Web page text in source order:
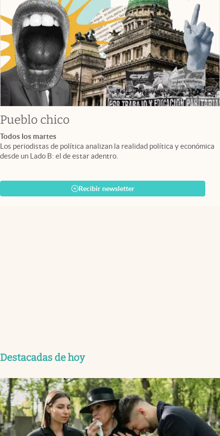
Pueblo chico
Todos los martes
Los periodistas de política analizan la realidad política y económica
desde un Lado B: el de estar adentro.
Recibir newsletter
Destacadas de hoy